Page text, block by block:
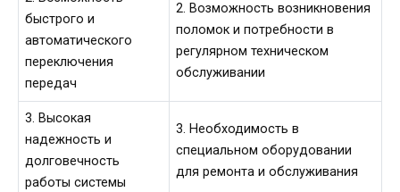
быстрого и
автоматического
переключения
передач
2. Возможность возникновения
поломок и потребности в
регулярном техническом
обслуживании
3. Высокая
надежность и
долговечность
работы системы
3. Необходимость в
специальном оборудовании
для ремонта и обслуживания